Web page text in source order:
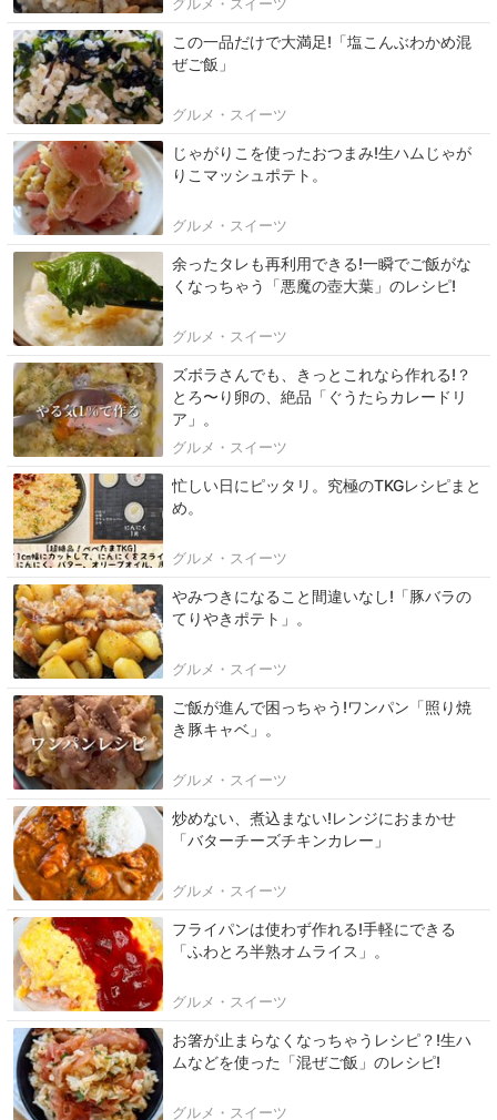
グルメ・スイーツ
この一品だけで大満足!「塩こんぶわかめ混
ぜご飯」
グルメ・スイーツ
じゃがりこを使ったおつまみ!生ハムじゃが
りこマッシュポテト。
グルメ・スイーツ
余ったタレも再利用できる!一瞬でご飯がな
くなっちゃう「悪魔の壺大葉」のレシピ!
グルメ・スイーツ
ズボラさんでも、きっとこれなら作れる!？
とろ〜り卵の、絶品「ぐうたらカレードリ
ア」。
グルメ・スイーツ
忙しい日にピッタリ。究極のTKGレシピまと
め。
グルメ・スイーツ
やみつきになること間違いなし!「豚バラの
てりやきポテト」。
グルメ・スイーツ
ご飯が進んで困っちゃう!ワンパン「照り焼
き豚キャベ」。
グルメ・スイーツ
炒めない、煮込まない!レンジにおまかせ
「バターチーズチキンカレー」
グルメ・スイーツ
フライパンは使わず作れる!手軽にできる
「ふわとろ半熟オムライス」。
グルメ・スイーツ
お箸が止まらなくなっちゃうレシピ？!生ハ
ムなどを使った「混ぜご飯」のレシピ!
グルメ・スイーツ